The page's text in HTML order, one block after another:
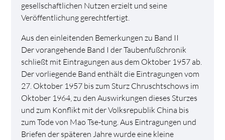
gesellschaftlichen Nutzen erzielt und seine
Veröffentlichung gerechtfertigt.
Aus den einleitenden Bemerkungen zu Band II
Der vorangehende Band I der Taubenfußchronik
schließt mit Eintragungen aus dem Oktober 1957 ab.
Der vorliegende Band enthält die Eintragungen vom
27. Oktober 1957 bis zum Sturz Chruschtschows im
Oktober 1964, zu den Auswirkungen dieses Sturzes
und zum Konflikt mit der Volksrepublik China bis
zum Tode von Mao Tse-tung. Aus Eintragungen und
Briefen der späteren Jahre wurde eine kleine